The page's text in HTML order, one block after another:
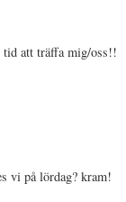
att träffa mig/oss!!
vi på lördag? kram!